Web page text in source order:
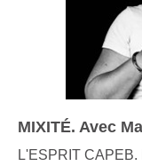
MIXITÉ. Avec
L'ESPRIT